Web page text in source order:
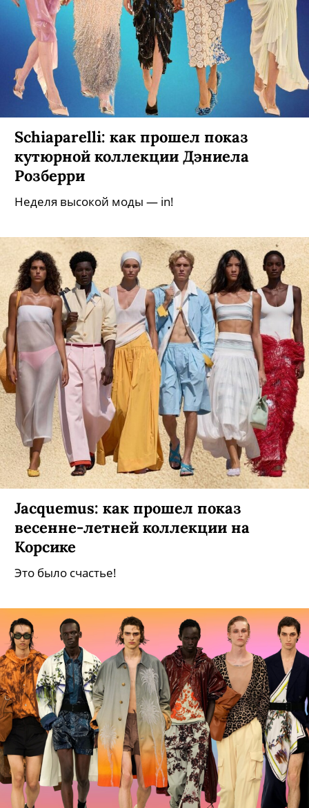
Schiaparelli: как прошел показ
кутюрной коллекции Дэниела
Розберри
Неделя высокой моды — in!
Jacquemus: как прошел показ
весенне-летней коллекции на
Корсике
Это было счастье!